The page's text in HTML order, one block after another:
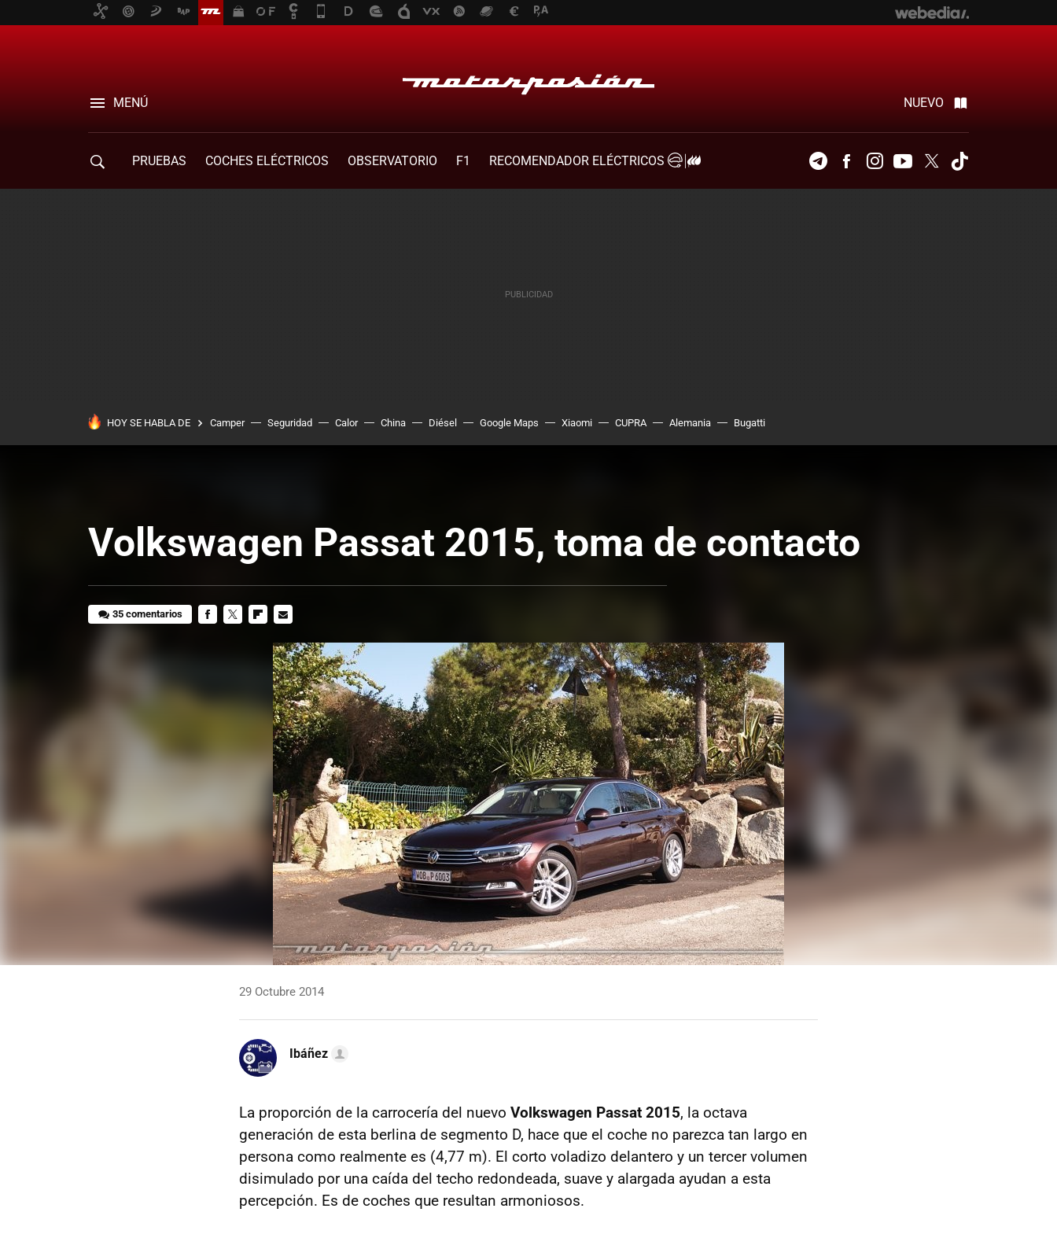
MENÚ NUEVO
PRUEBAS COCHES ELÉCTRICOS OBSERVATORIO F1
RECOMENDADOR ELÉCTRICOS
TelegramFacebookInstagramYoutubeTwitter
HOY SE HABLA DE Camper Seguridad Calor China Diésel Google Maps Xiaomi CUPRA Alemania Bugatti
Volkswagen Passat 2015, toma de contacto
35 comentarios
MAIL
29 Octubre 2014
Ibáñez
La proporción de la carrocería del nuevo Volkswagen Passat 2015, la octava
generación de esta berlina de segmento D, hace que el coche no parezca tan largo en
persona como realmente es (4,77 m). El corto voladizo delantero y un tercer volumen
disimulado por una caída del techo redondeada, suave y alargada ayudan a esta
percepción. Es de coches que resultan armoniosos.